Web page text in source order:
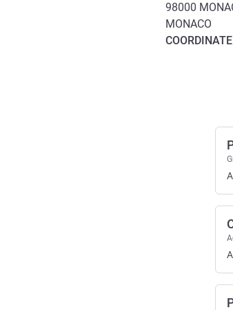
98000
MONACO
COORDINATE